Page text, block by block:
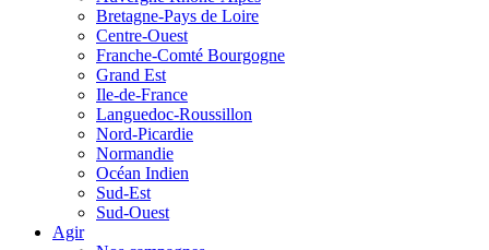
Bretagne-Pays de Loire
Centre-Ouest
Franche-Comté Bourgogne
Grand Est
Ile-de-France
Languedoc-Roussillon
Nord-Picardie
Normandie
Océan Indien
Sud-Est
Sud-Ouest
Agir